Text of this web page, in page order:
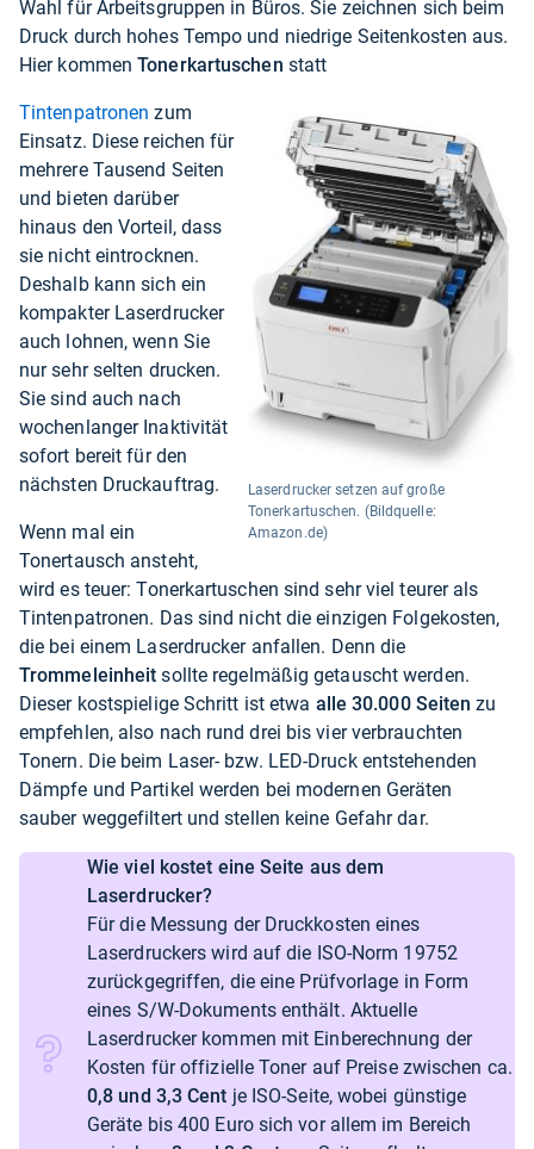
Wahl für Arbeitsgruppen in Büros. Sie zeichnen sich beim
Druck durch hohes Tempo und niedrige Seitenkosten aus.
Hier kommenTonerkartuschen statt
Laserdrucker setzen auf große
Tonerkartuschen. (Bildquelle:
Amazon.de)
Tintenpatronen zum
Einsatz. Diese reichen für
mehrere Tausend Seiten
und bieten darüber
hinaus den Vorteil, dass
sie nicht eintrocknen.
Deshalb kann sich ein
kompakter Laserdrucker
auch lohnen, wenn Sie
nur sehr selten drucken.
Sie sind auch nach
wochenlanger Inaktivität
sofort bereit für den
nächsten Druckauftrag.
Wenn mal ein
Tonertausch ansteht,
wird es teuer: Tonerkartuschen sind sehr viel teurer als
Tintenpatronen. Das sind nicht die einzigen Folgekosten,
die bei einem Laserdrucker anfallen. Denn die
Trommeleinheit sollte regelmäßig getauscht werden.
Dieser kostspielige Schritt ist etwa alle 30.000 Seiten zu
empfehlen, also nach rund drei bis vier verbrauchten
Tonern. Die beim Laser- bzw. LED-Druck entstehenden
Dämpfe und Partikel werden bei modernen Geräten
sauber weggefiltert und stellen keine Gefahr dar.
Wie viel kostet eine Seite aus dem
Laserdrucker?
Für die Messung der Druckkosten eines
Laserdruckers wird auf die ISO-Norm 19752
zurückgegriffen, die eine Prüfvorlage in Form
eines S/W-Dokuments enthält. Aktuelle
Laserdrucker kommen mit Einberechnung der
Kosten für offizielle Toner auf Preise zwischen ca.
0,8 und 3,3 Cent je ISO-Seite, wobei günstige
Geräte bis 400 Euro sich vor allem im Bereich